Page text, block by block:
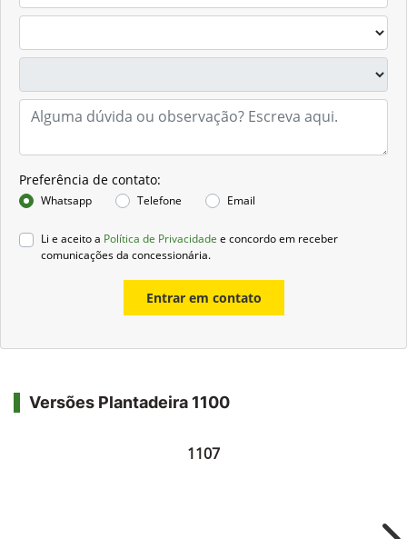
Preferência de contato:
Whatsapp Telefone Email
Li e aceito a Política de Privacidade e concordo em receber
comunicações da concessionária.
Entrar em contato
Versões Plantadeira 1100
1107